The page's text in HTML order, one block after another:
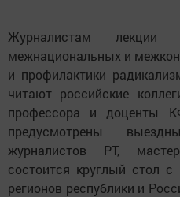
Журналистам
межнациональных и
и профилактики
читают российские
профессора и доценты
предусмотрены
журналистов РТ,
состоится круглый стол с
регионов республики и